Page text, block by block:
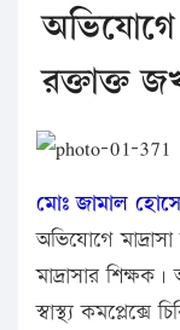
অভিযোগে
রক্তাক্ত
মোঃ জামাল
অভিযোগে
মাদ্রাসার
স্বাস্থ্য কমপ্লেক্সে